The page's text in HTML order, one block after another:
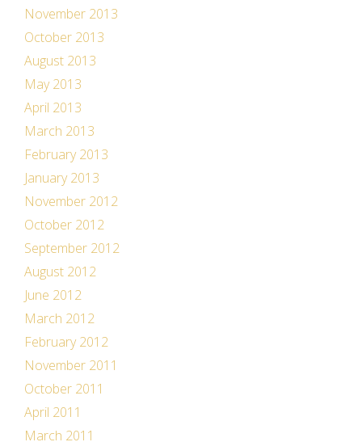
November 2013
October 2013
August 2013
May 2013
April 2013
March 2013
February 2013
January 2013
November 2012
October 2012
September 2012
August 2012
June 2012
March 2012
February 2012
November 2011
October 2011
April 2011
March 2011